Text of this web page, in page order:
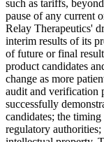
such as tariffs,
pause of any current
Relay Therapeutics'
interim results of its
of future or final
product candidates
change as more
audit and verification
successfully
candidates; the
regulatory